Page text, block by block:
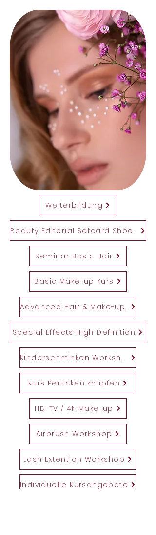
Weiterbildung
Beauty Editorial Setcard Shooting
Seminar Basic Hair
Basic Make-up Kurs
Advanced Hair & Make-up Kurs
Special Effects High Definition
Kinderschminken Workshop
Kurs Perücken knüpfen
HD-TV / 4K Make-up
Airbrush Workshop
Lash Extention Workshop
Individuelle Kursangebote